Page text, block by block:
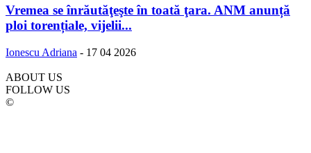
Vremea se înrăutăţeşte în toată ţara. ANM anunță
ploi torențiale, vijelii...
Ionescu Adriana - 17 04 2026
ABOUT US
FOLLOW US
©